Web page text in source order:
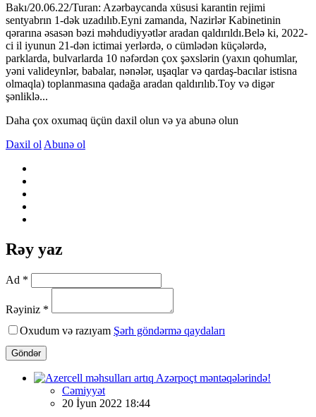
Bakı/20.06.22/Turan: Azərbaycanda xüsusi karantin rejimi
sentyabrın 1-dək uzadılıb.Eyni zamanda, Nazirlər Kabinetinin
qərarına əsasən bəzi məhdudiyyətlər aradan qaldırıldı.Belə ki, 2022-
ci il iyunun 21-dən ictimai yerlərdə, o cümlədən küçələrdə,
parklarda, bulvarlarda 10 nəfərdən çox şəxslərin (yaxın qohumlar,
yəni valideynlər, babalar, nənələr, uşaqlar və qardaş-bacılar istisna
olmaqla) toplanmasına qadağa aradan qaldırılıb.Toy və digər
şənliklə...
Daha çox oxumaq üçün daxil olun və ya abunə olun
Daxil ol Abunə ol
Rəy yaz
Ad *
Rəyiniz *
Oxudum və razıyam Şərh göndərmə qaydaları
Göndər
Cəmiyyət
20 İyun 2022 18:44